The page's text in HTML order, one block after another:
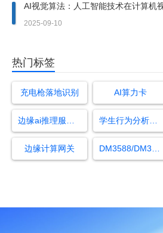
AI视觉算法：人工智能技术在计算机
2025-09-10
热门标签
充电枪落地识别 AI算力卡
学生行为分析ai课堂
边缘计算网关